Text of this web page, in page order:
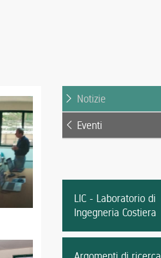
Notizie
Eventi
LIC - Laboratorio di
Ingegneria Costiera